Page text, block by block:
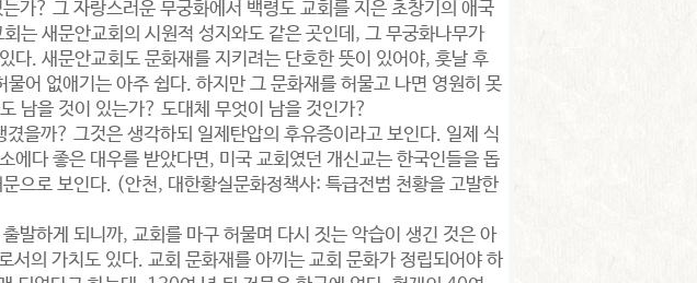
가? 그 자랑스러운 무궁화에서 백령도 교회를 지은 초창기의 애국
는 새문안교회의 시원적 성지와도 같은 곳인데, 그 무궁화나무가
다. 새문안교회도 문화재를 지키려는 단호한 뜻이 있어야, 훗날 후
어 없애기는 아주 쉽다. 하지만 그 문화재를 허물고 나면 영원히 못
남을 것이 있는가? 도대체 무엇이 남을 것인가?
을까? 그것은 생각하되 일제탄압의 후유증이라고 보인다. 일제 식
에다 좋은 대우를 받았다면, 미국 교회였던 개신교는 한국인들을 돕
으로 보인다. (안천, 대한황실문화정책사: 특급전범 천황을 고발한
발하게 되니까, 교회를 마구 허물며 다시 짓는 악습이 생긴 것은 아
서의 가치도 있다. 교회 문화재를 아끼는 교회 문화가 정립되어야 하